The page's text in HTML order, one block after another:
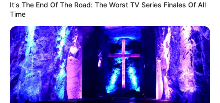
It's The End Of The Road: The Worst TV Series Finales Of All
Time